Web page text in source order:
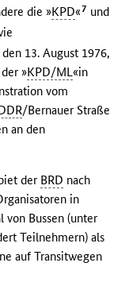
die »KPD«7 und
den 13. August 1976,
»KPD/ML«in
vom
/Bernauer Straße
an den
der BRD nach
in
von Bussen (unter
Teilnehmern) als
auf Transitwegen